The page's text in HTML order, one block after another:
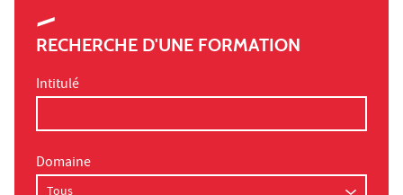
RECHERCHE D'UNE FORMATION
Intitulé
Domaine